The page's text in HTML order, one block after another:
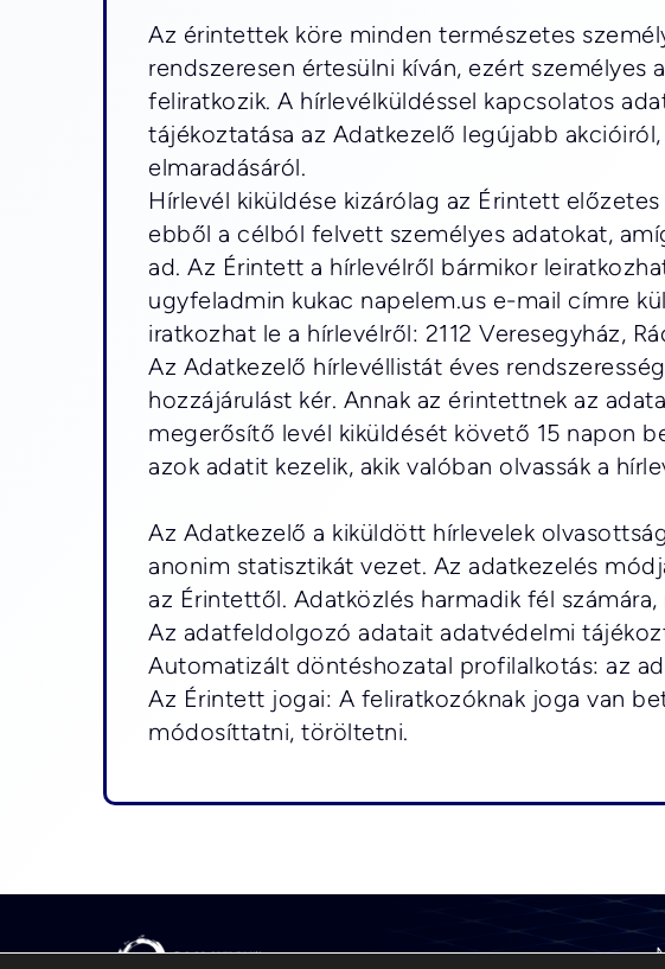
Az érintettek köre minden természetes
rendszeresen értesülni kíván, ezért
feliratkozik. A hírlevélküldéssel kapcsolatos
tájékoztatása az Adatkezelő legújabb
elmaradásáról.
Hírlevél kiküldése kizárólag az Érintett
ebből a célból felvett személyes adatokat,
ad. Az Érintett a hírlevélről bármikor
ugyfeladmin kukac napelem.us e-mail címre
iratkozhat le a hírlevélről: 2112 Veresegyház,
Az Adatkezelő hírlevéllistát éves
hozzájárulást kér. Annak az érintettnek az
megerősítő levél kiküldését követő 15 napon
azok adatit kezelik, akik valóban olvassák a
Az Adatkezelő a kiküldött hírlevelek
anonim statisztikát vezet. Az adatkezelés
az Érintettől. Adatközlés harmadik fél
Az adatfeldolgozó adatait adatvédelmi
Automatizált döntéshozatal profilalkotás: az
Az Érintett jogai: A feliratkozóknak joga van
módosíttatni, töröltetni.